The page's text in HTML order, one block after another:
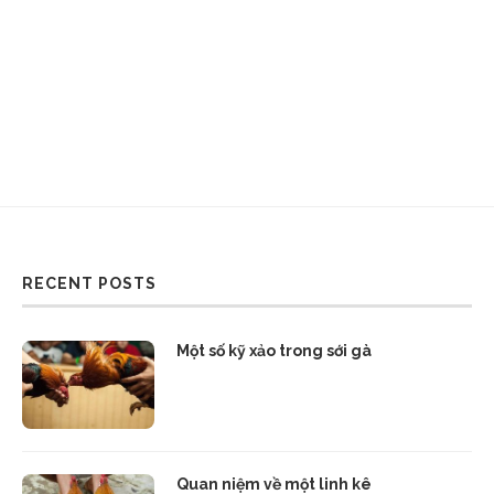
RECENT POSTS
Một số kỹ xảo trong sới gà
Quan niệm về một linh kê